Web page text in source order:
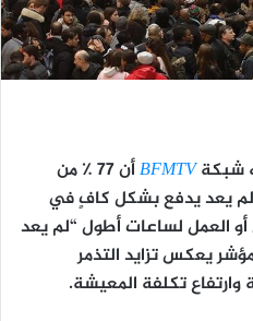
شبكةBFMTV
أن 77 ٪ من
لم يعد يدفع بشكل كافٍ في
أو العمل لساعات أطول “لم يعد
يعكس تزايد التذمر
وارتفاع تكلفة المعيشة.